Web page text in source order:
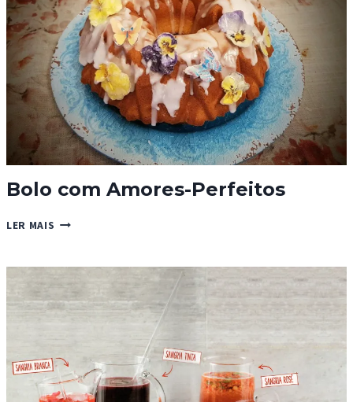
Bolo com Amores-Perfeitos
LER MAIS BOLO
PERFEITOS